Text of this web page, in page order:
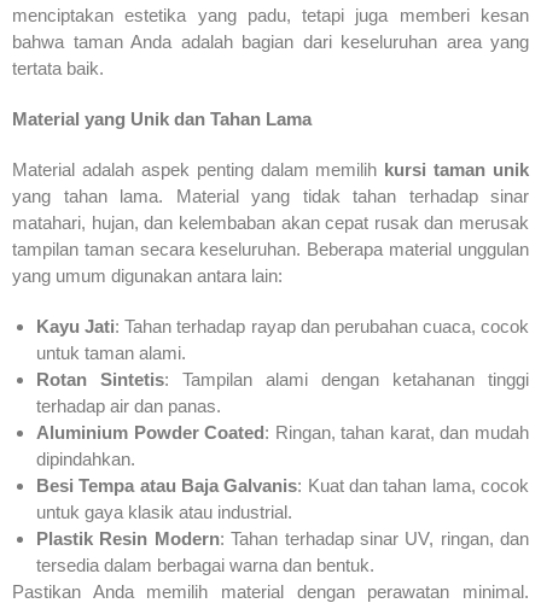
menciptakan estetika yang padu, tetapi juga memberi kesan
bahwa taman Anda adalah bagian dari keseluruhan area yang
tertata baik.
Material yang Unik dan Tahan Lama
Material adalah aspek penting dalam memilih kursi taman unik
yang tahan lama. Material yang tidak tahan terhadap sinar
matahari, hujan, dan kelembaban akan cepat rusak dan merusak
tampilan taman secara keseluruhan. Beberapa material unggulan
yang umum digunakan antara lain:
Kayu Jati: Tahan terhadap rayap dan perubahan cuaca, cocok
untuk taman alami.
Rotan Sintetis: Tampilan alami dengan ketahanan tinggi
terhadap air dan panas.
Aluminium Powder Coated: Ringan, tahan karat, dan mudah
dipindahkan.
Besi Tempa atau Baja Galvanis: Kuat dan tahan lama, cocok
untuk gaya klasik atau industrial.
Plastik Resin Modern: Tahan terhadap sinar UV, ringan, dan
tersedia dalam berbagai warna dan bentuk.
Pastikan Anda memilih material dengan perawatan minimal.